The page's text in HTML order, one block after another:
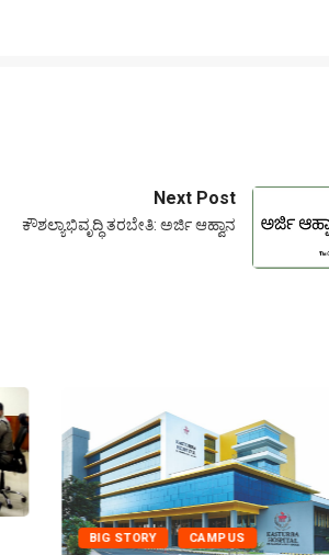
Next Post
ಕೌಶಲ್ಯಾಭಿವೃದ್ಧಿ ತರಬೇತಿ: ಅರ್ಜಿ ಆಹ್ವಾನ
BIG STORY CAMPUS